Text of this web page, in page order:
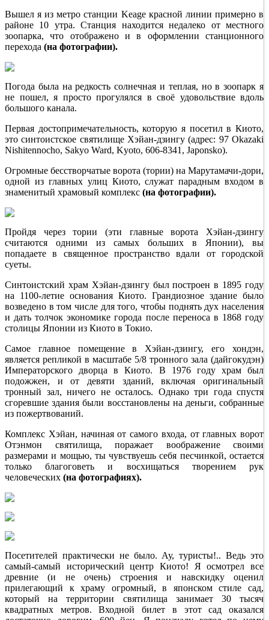
Вышел я из метро станции Keage красной линии примерно в
районе 10 утра. Станция находится недалеко от местного
зоопарка, что отображено и в оформлении станционного
перехода (на фотографии).
Погода была на редкость солнечная и теплая, но в зоопарк я
не пошел, я просто прогулялся в своё удовольствие вдоль
большого канала.
Первая достопримечательность, которую я посетил в Киото,
это синтоистское святилище Хэйан-дзингу (адрес: 97 Okazaki
Nishitennocho, Sakyo Ward, Kyoto, 606-8341, Japonsko).
Огромные бесстворчатые ворота (тории) на Марутамачи-дори,
одной из главных улиц Киото, служат парадным входом в
знаменитый храмовый комплекс (на фотографии).
Пройдя через тории (эти главные ворота Хэйан-дзингу
считаются одними из самых больших в Японии), вы
попадаете в священное пространство вдали от городской
суеты.
Синтоистский храм Хэйан-дзингу был построен в 1895 году
на 1100-летие основания Киото. Грандиозное здание было
возведено в том числе для того, чтобы поднять дух населения
и дать толчок экономике города после переноса в 1868 году
столицы Японии из Киото в Токио.
Самое главное помещение в Хэйан-дзингу, его хондэн,
является репликой в масштабе 5/8 тронного зала (дайгокудэн)
Императорского дворца в Киото. В 1976 году храм был
подожжен, и от девяти зданий, включая оригинальный
тронный зал, ничего не осталось. Однако три года спустя
сгоревшие здания были восстановлены на деньги, собранные
из пожертвований.
Комплекс Хэйан, начиная от самого входа, от главных ворот
Отэнмон святилища, поражает воображение своими
размерами и мощью, ты чувствуешь себя песчинкой, остается
только благоговеть и восхищаться творением рук
человеческих (на фотографиях).
Посетителей практически не было. Ау, туристы!.. Ведь это
самый-самый исторический центр Киото! Я осмотрел все
древние (и не очень) строения и навскидку оценил
прилегающий к храму огромный, в японском стиле сад,
который на территории святилища занимает 30 тысяч
квадратных метров. Входной билет в этот сад оказался